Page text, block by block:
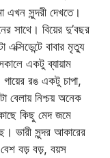
এখন সুন্দরী দেখতে।
সাথে। বিয়ের দু’বছর
বাবার মৃত্যু
একটু ব্যায়াম
রঙ একটু চাপা,
বেলায় নিশ্চয় অনেক
কিছু মেদ জমে
ভারী সুন্দর আকারের
বড় বড়, বয়স